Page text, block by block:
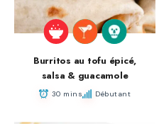
Burritos au tofu épicé,
salsa & guacamole
30 mins Débutant